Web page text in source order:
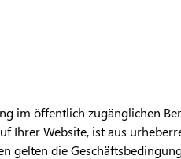
im öffentlich zugänglichen
Ihrer Website, ist aus
gelten die